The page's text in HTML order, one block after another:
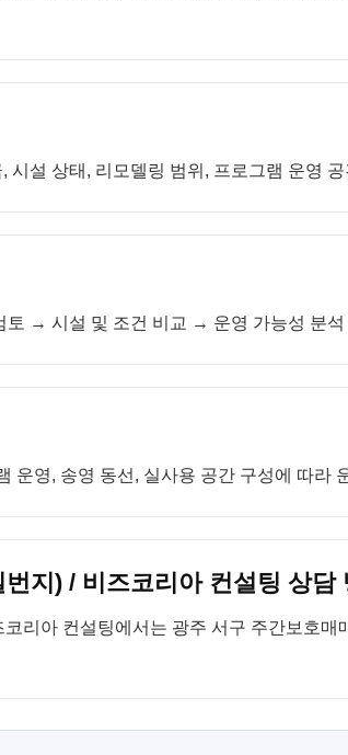
시설 상태, 리모델링 범위, 프로그램 운영
토 → 시설 및 조건 비교 → 운영 가능성 분
운영, 송영 동선, 실사용 공간 구성에 따라
지) / 비즈코리아 컨설팅 상담
리아 컨설팅에서는 광주 서구 주간보호